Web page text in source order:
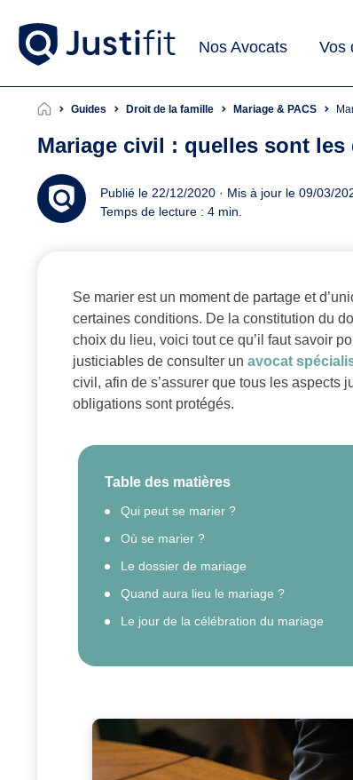
Nos Avocats Vos
Guides Droit de la famille Mariage & PACS
Mariage civil : quelles sont les
Publié le 22/12/2020 · Mis à jour le 09/03/
Temps de lecture : 4 min.
Se marier est un moment de partage et
certaines conditions. De la constitution du
choix du lieu, voici tout ce qu’il faut savoir
justiciables de consulter un avocat
civil, afin de s’assurer que tous les aspects
obligations sont protégés.
Table des matières
Qui peut se marier ?
Où se marier ?
Le dossier de mariage
Quand aura lieu le mariage ?
Le jour de la célébration du mariage